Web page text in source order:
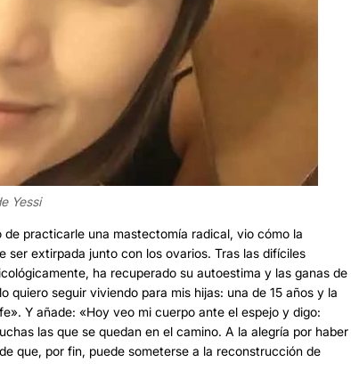
Yessi
practicarle una mastectomía radical, vio cómo la
extirpada junto con los ovarios. Tras las difíciles
ha recuperado su autoestima y las ganas de
seguir viviendo para mis hijas: una de 15 años y la
Y añade: «Hoy veo mi cuerpo ante el espejo y digo:
las que se quedan en el camino. A la alegría por haber
que, por fin, puede someterse a la reconstrucción de